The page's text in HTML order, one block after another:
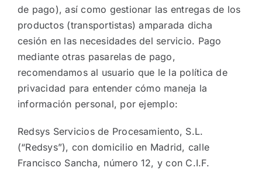
de pago), así como gestionar las entregas de los
productos (transportistas) amparada dicha
cesión en las necesidades del servicio. Pago
mediante otras pasarelas de pago,
recomendamos al usuario que le la política de
privacidad para entender cómo maneja la
información personal, por ejemplo:
Redsys Servicios de Procesamiento, S.L.
(“Redsys”), con domicilio en Madrid, calle
Francisco Sancha, número 12, y con C.I.F.